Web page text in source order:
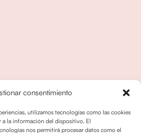
consentimiento
utilizamos tecnologías como las cookies
a la información del dispositivo. El
nos permitirá procesar datos como el